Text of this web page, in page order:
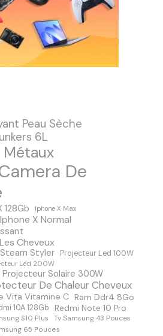
Peau Sèche
6L
De
128Gb Iphone X Max
Iphone X Normal
Cheveux
Steam Styler
Projecteur Led 100W
Led 200W
Projecteur Solaire 300W
De Chaleur Cheveux
Vita Vitamine C Ram Ddr4 8Go
10A 128Gb Redmi Note 10 Pro
S10 Plus Tv Samsung 43 Pouces
65 Pouces